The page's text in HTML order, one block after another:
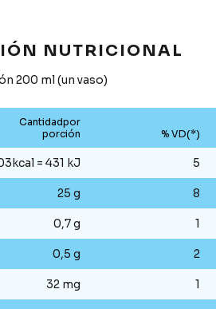
NUTRICIONAL
200 ml (un vaso)
Cantidadpor
porción
% VD(*)
= 431 kJ 5
25 g 8
0,7 g 1
0,5 g 2
32 mg 1